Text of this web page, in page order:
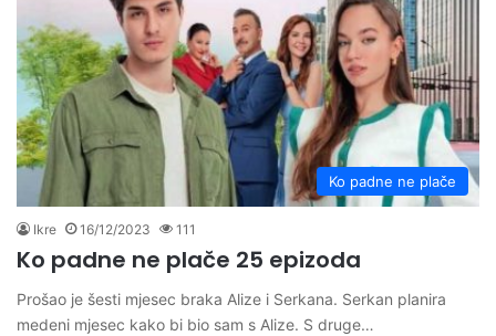
Ko padne ne plače
Ikre 16/12/2023 111
Ko padne ne plače 25 epizoda
Prošao je šesti mjesec braka Alize i Serkana. Serkan planira
medeni mjesec kako bi bio sam s Alize. S druge…